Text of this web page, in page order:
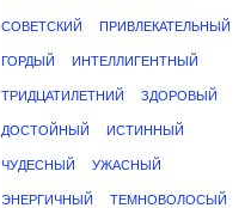
СОВЕТСКИЙ ПРИВЛЕКАТЕЛЬНЫЙ
ГОРДЫЙ ИНТЕЛЛИГЕНТНЫЙ
ТРИДЦАТИЛЕТНИЙ ЗДОРОВЫЙ
ДОСТОЙНЫЙ ИСТИННЫЙ
ЧУДЕСНЫЙ УЖАСНЫЙ
ЭНЕРГИЧНЫЙ ТЕМНОВОЛОСЫЙ